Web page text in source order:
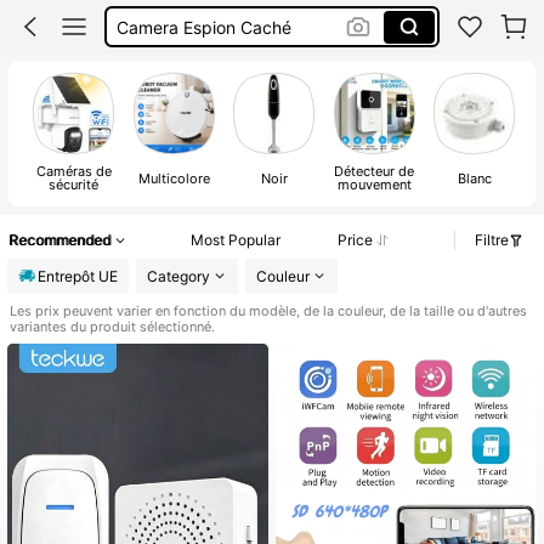
Camera Surveillance
Caméras de
sécurité Multicolore Noir Détecteur de
mouvement Blanc
Recommended Most Popular Price
Filtre
Entrepôt UE
Category Couleur
Les prix peuvent varier en fonction du modèle, de la couleur, de la taille ou d'autres
variantes du produit sélectionné.